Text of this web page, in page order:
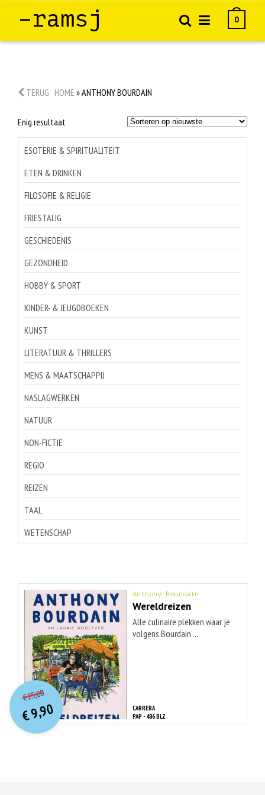
–ramsj 0
TERUG HOME »ANTHONY BOURDAIN
Enig resultaat
ESOTERIE & SPIRITUALITEIT
ETEN & DRINKEN
FILOSOFIE & RELIGIE
FRIESTALIG
GESCHIEDENIS
GEZONDHEID
HOBBY & SPORT
KINDER- & JEUGDBOEKEN
KUNST
LITERATUUR & THRILLERS
MENS & MAATSCHAPPIJ
NASLAGWERKEN
NATUUR
NON-FICTIE
REGIO
REIZEN
TAAL
WETENSCHAP
Anthony Bourdain
Wereldreizen
Alle culinaire plekken waar je
volgens Bourdain ...
CARRERA
PAP - 486 BLZ
€25,00O
orspr
onkelijke
prijs
was:
€ 25,00.
€9,90
Huidige
prijs
is:
€ 9,90.